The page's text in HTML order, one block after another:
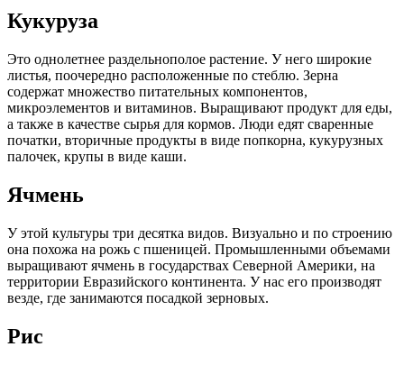
Кукуруза
Это однолетнее раздельнополое растение. У него широкие
листья, поочередно расположенные по стеблю. Зерна
содержат множество питательных компонентов,
микроэлементов и витаминов. Выращивают продукт для еды,
а также в качестве сырья для кормов. Люди едят сваренные
початки, вторичные продукты в виде попкорна, кукурузных
палочек, крупы в виде каши.
Ячмень
У этой культуры три десятка видов. Визуально и по строению
она похожа на рожь с пшеницей. Промышленными объемами
выращивают ячмень в государствах Северной Америки, на
территории Евразийского континента. У нас его производят
везде, где занимаются посадкой зерновых.
Рис